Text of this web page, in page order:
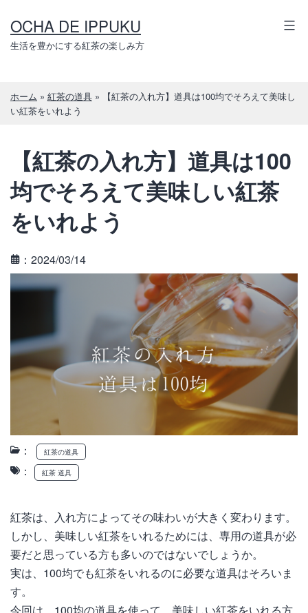
OCHA DE IPPUKU
生活を豊かにする紅茶の楽しみ方
ホーム » 紅茶の道具 »
【紅茶の入れ方】道具は100均でそろえて美味し
い紅茶をいれよう
【紅茶の入れ方】道具は100
均でそろえて美味しい紅茶
をいれよう
：2024/03/14
： 紅茶の道具
： 紅茶 道具
紅茶は、入れ方によってその味わいが大きく変わります。
しかし、美味しい紅茶をいれるためには、専用の道具が必
要だと思っている方も多いのではないでしょうか。
実は、100均でも紅茶をいれるのに必要な道具はそろいま
す。